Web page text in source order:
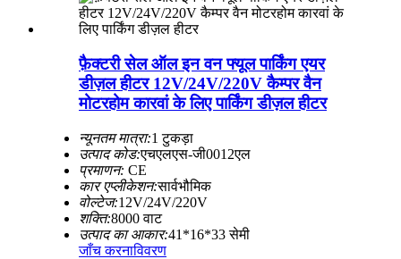
फ़ैक्टरी सेल ऑल इन वन फ्यूल पार्किंग एयर
डीज़ल हीटर 12V/24V/220V कैम्पर वैन
मोटरहोम कारवां के लिए पार्किंग डीज़ल हीटर
न्यूनतम मात्रा:1 टुकड़ा
उत्पाद कोड:एचएलएस-जी0012एल
प्रमाणन: CE
कार एप्लीकेशन:सार्वभौमिक
वोल्टेज:12V/24V/220V
शक्ति:8000 वाट
उत्पाद का आकार:41*16*33 सेमी
जाँच करनाविवरण